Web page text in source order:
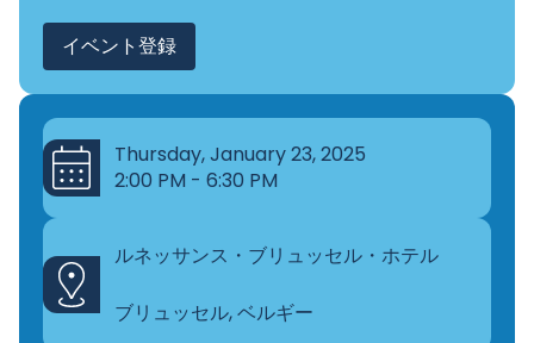
イベント登録
Thursday, January 23, 2025
2:00 PM - 6:30 PM
ルネッサンス・ブリュッセル・ホテル
ブリュッセル, ベルギー